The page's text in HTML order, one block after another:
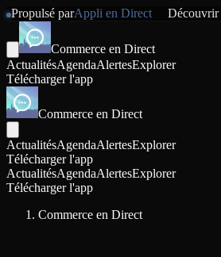
Propulsé parAppli en Direct Découvrir
Commerce en Direct
ActualitésAgendaAlertesExplorer
Télécharger l'app
Commerce en Direct
ActualitésAgendaAlertesExplorer
Télécharger l'app
ActualitésAgendaAlertesExplorer
Télécharger l'app
Commerce en Direct